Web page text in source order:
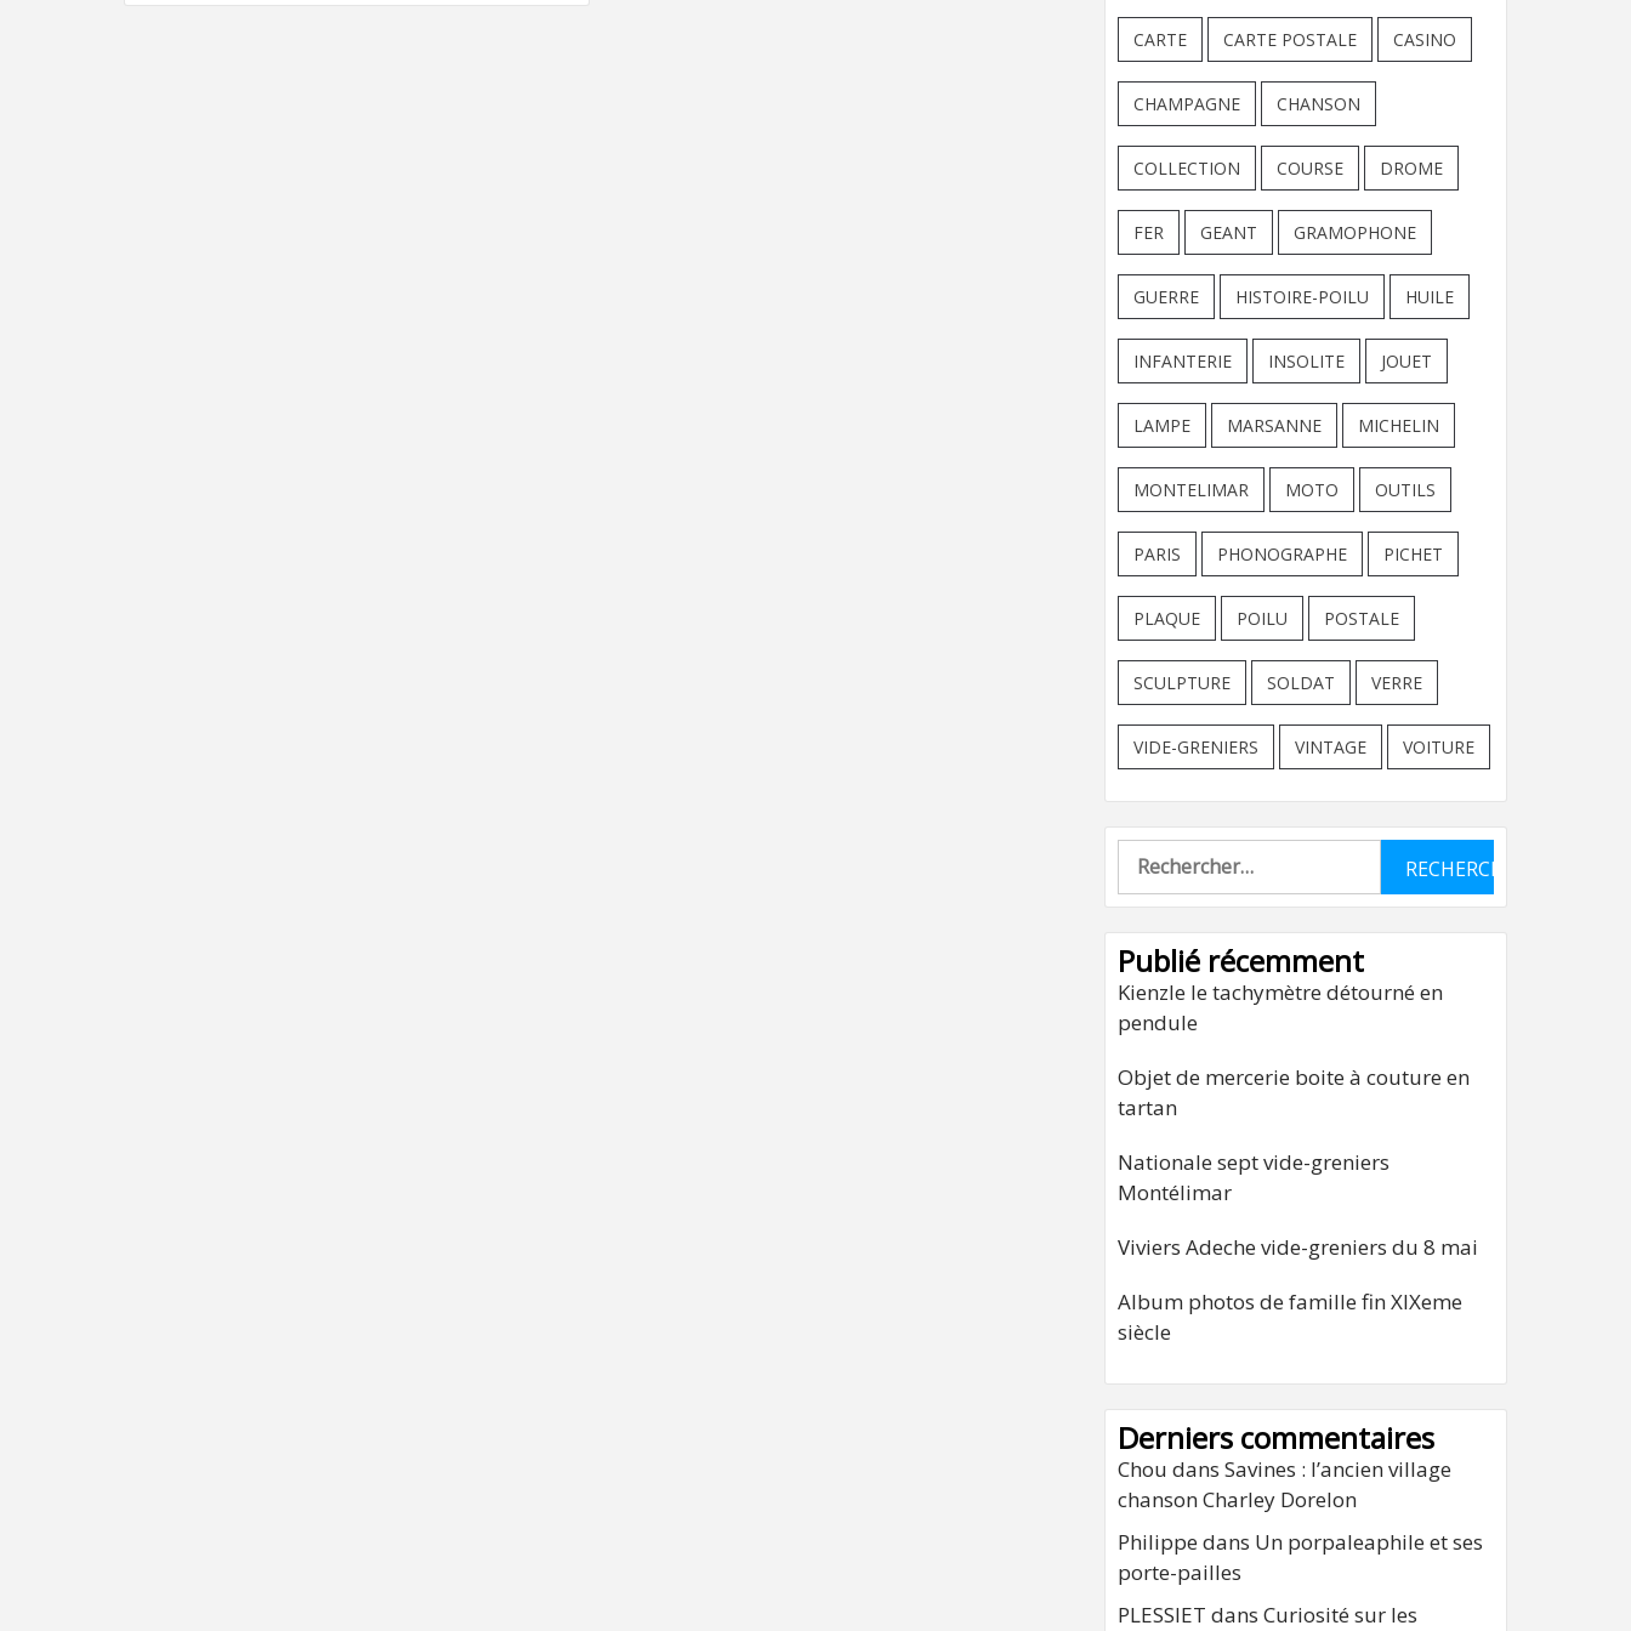
CARTE CARTE POSTALE CASINO
CHAMPAGNE CHANSON
COLLECTION COURSE DROME
FER GEANT GRAMOPHONE
GUERRE HISTOIRE-POILU HUILE
INFANTERIE INSOLITE JOUET
LAMPE MARSANNE MICHELIN
MONTELIMAR MOTO OUTILS
PARIS PHONOGRAPHE PICHET
PLAQUE POILU POSTALE
SCULPTURE SOLDAT VERRE
VIDE-GRENIERS VINTAGE VOITURE
Rechercher :
Publié récemment
Kienzle le tachymètre détourné en
pendule
Objet de mercerie boite à couture en
tartan
Nationale sept vide-greniers
Montélimar
Viviers Adeche vide-greniers du 8 mai
Album photos de famille fin XIXeme
siècle
Derniers commentaires
Chou dans Savines : l’ancien village
chanson Charley Dorelon
Philippe dans Un porpaleaphile et ses
porte-pailles
PLESSIET dans Curiosité sur les